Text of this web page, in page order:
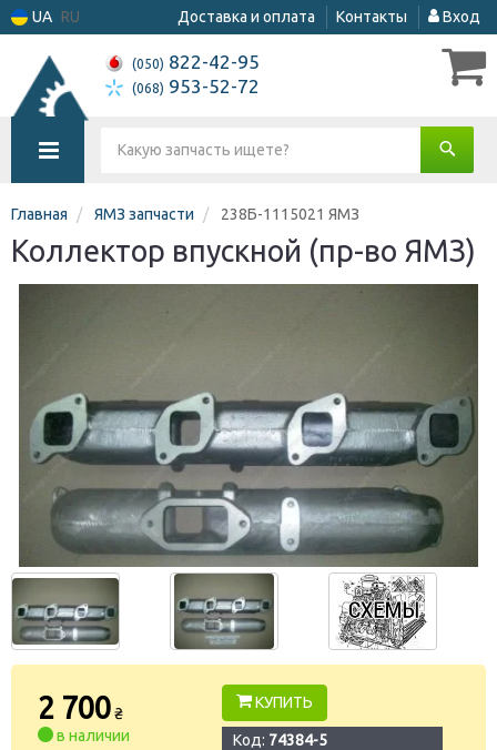
UA RU Доставка и оплата Контакты Вход
(050) 822-42-95
(068) 953-52-72
Главная ЯМЗ запчасти 238Б-1115021 ЯМЗ
Коллектор впускной (пр-во ЯМЗ)
2 700₴
в наличии
КУПИТЬ
Код: 74384-5